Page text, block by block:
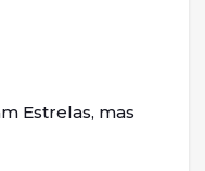
Estrelas, mas